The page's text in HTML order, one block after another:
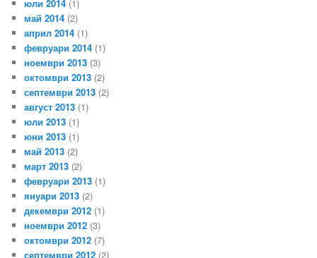
юли 2014 (1)
май 2014 (2)
април 2014 (1)
февруари 2014 (1)
ноември 2013 (3)
октомври 2013 (2)
септември 2013 (2)
август 2013 (1)
юли 2013 (1)
юни 2013 (1)
май 2013 (2)
март 2013 (2)
февруари 2013 (1)
януари 2013 (2)
декември 2012 (1)
ноември 2012 (3)
октомври 2012 (7)
септември 2012 (2)